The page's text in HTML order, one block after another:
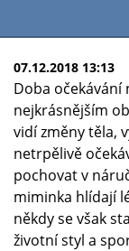
07.12.2018 13:13
Doba
nejkrásnějším
vidí změny těla,
netrpělivě
pochovat v
miminka hlídají
někdy se však
životní styl a